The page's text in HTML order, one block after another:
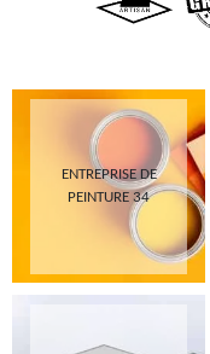
ENTREPRISE DE
PEINTURE 34